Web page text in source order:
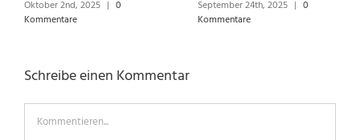
Oktober 2nd, 2025 | 0
Kommentare
September 24th, 2025 | 0
Kommentare
Schreibe einen Kommentar
Kommentieren...